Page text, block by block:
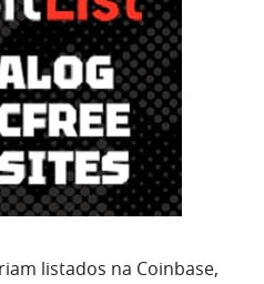
listados na Coinbase,